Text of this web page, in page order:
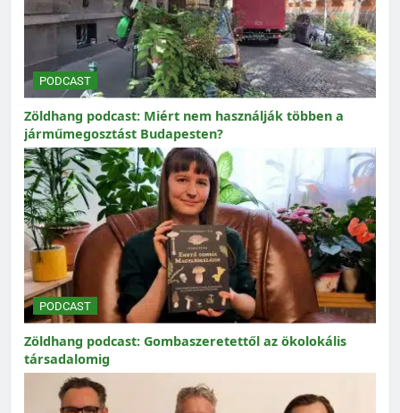
PODCAST
Zöldhang podcast: Miért nem használják többen a
járműmegosztást Budapesten?
PODCAST
Zöldhang podcast: Gombaszeretettől az ökolokális
társadalomig